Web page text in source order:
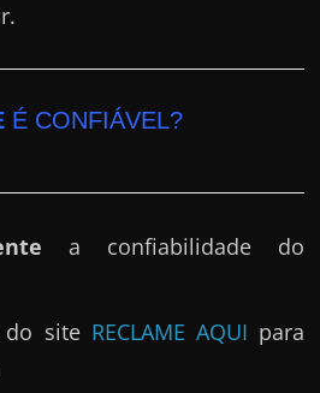
É CONFIÁVEL?
a confiabilidade do
do site RECLAME AQUI para